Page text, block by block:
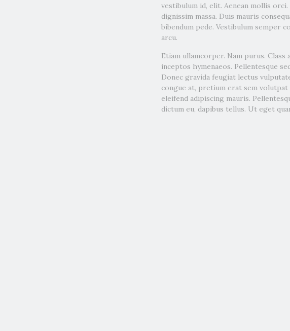
vestibulum id, elit. Aenean mollis
dignissim massa. Duis mauris
bibendum pede. Vestibulum semper
arcu.
Etiam ullamcorper. Nam purus.
inceptos hymenaeos. Pellentesque
Donec gravida feugiat lectus
congue at, pretium erat sem
eleifend adipiscing mauris.
dictum eu, dapibus tellus. Ut eget